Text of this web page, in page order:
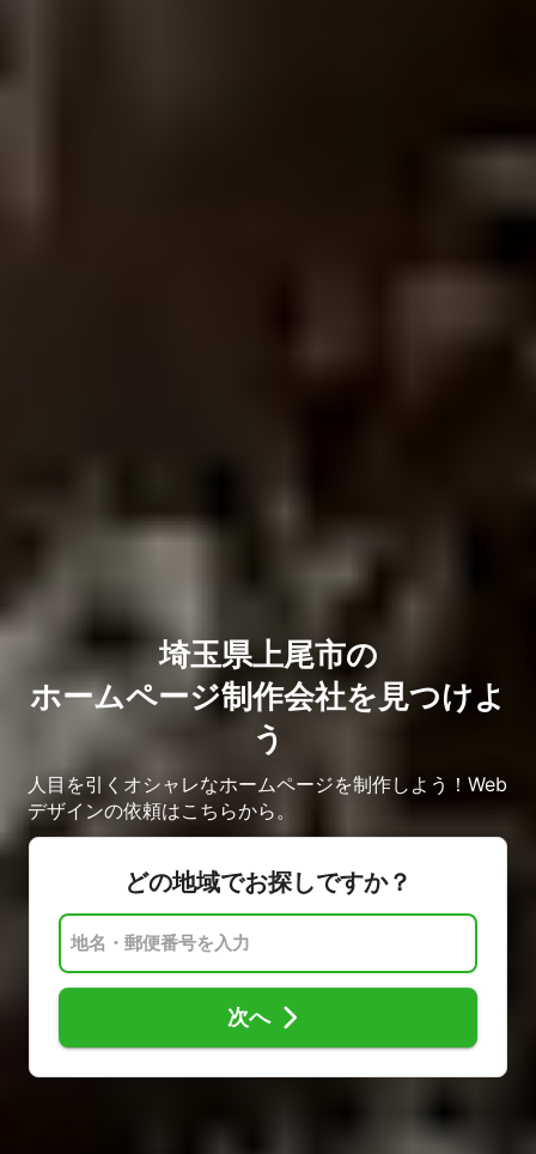
埼玉県上尾市の
ホームページ制作会社を見つけよ
う
人目を引くオシャレなホームページを制作しよう！Web
デザインの依頼はこちらから。
どの地域でお探しですか？
次へ